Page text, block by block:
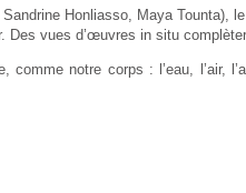
Honliasso, Maya Tounta),
Des vues d’œuvres in situ
comme notre corps : l’eau, l’air,